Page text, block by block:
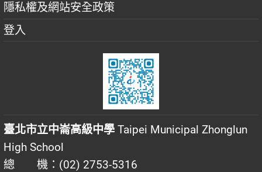
隱私權及網站安全政策
登入
臺北市立中崙高級中學 Taipei Municipal Zhonglun
High School
總 機：(02) 2753-5316